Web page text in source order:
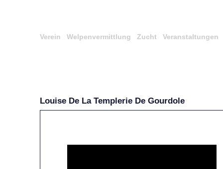
Verein Welpenvermittlung Zucht Veranstaltungen
Louise De La Templerie De Gourdole